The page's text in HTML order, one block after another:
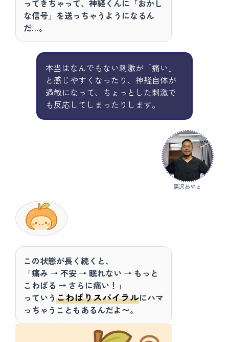
ってきちゃって、神経くんに「おかし
な信号」を送っちゃうようになるん
だ…。
本当はなんでもない刺激が「痛い」
と感じやすくなったり、神経自体が
過敏になって、ちょっとした刺激で
も反応してしまったりします。
黒沢あやと
この状態が長く続くと、
「痛み → 不安 → 眠れない → もっと
こわばる → さらに痛い！」
っていうこわばりスパイラルにハマ
っちゃうこともあるんだよ〜。